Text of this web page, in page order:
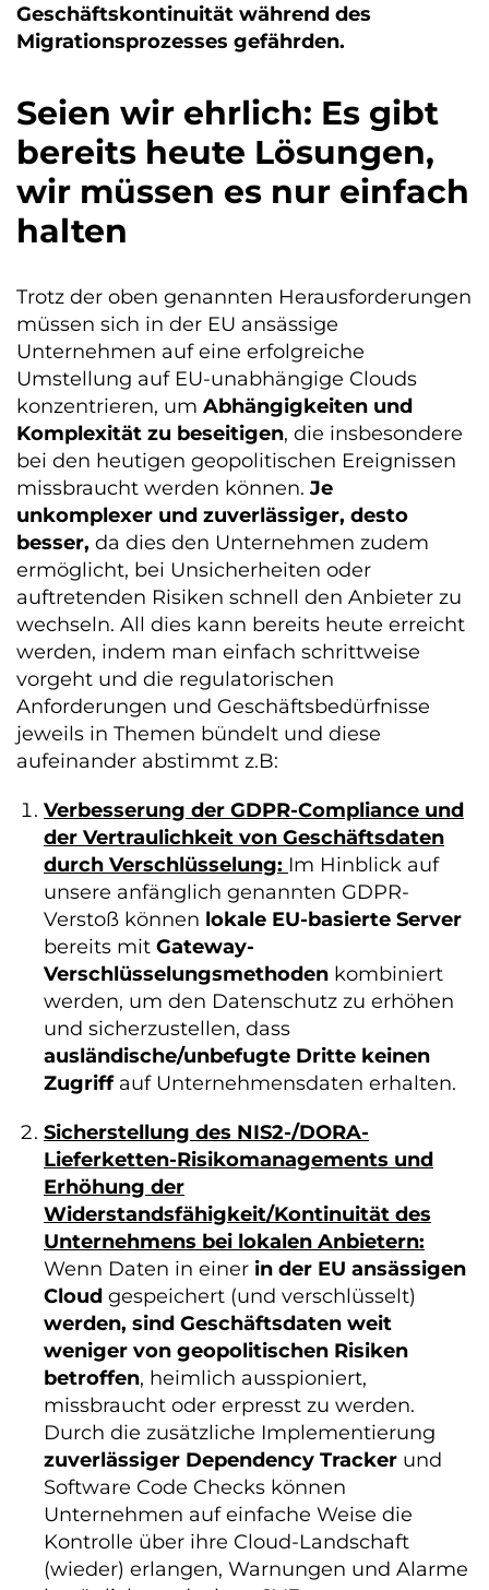
Geschäftskontinuität während des
Migrationsprozesses gefährden.
Seien wir ehrlich: Es gibt
bereits heute Lösungen,
wir müssen es nur einfach
halten
Trotz der oben genannten Herausforderungen
müssen sich in der EU ansässige
Unternehmen auf eine erfolgreiche
Umstellung auf EU-unabhängige Clouds
konzentrieren, um Abhängigkeiten und
Komplexität zu beseitigen, die insbesondere
bei den heutigen geopolitischen Ereignissen
missbraucht werden können. Je
unkomplexer und zuverlässiger, desto
besser, da dies den Unternehmen zudem
ermöglicht, bei Unsicherheiten oder
auftretenden Risiken schnell den Anbieter zu
wechseln. All dies kann bereits heute erreicht
werden, indem man einfach schrittweise
vorgeht und die regulatorischen
Anforderungen und Geschäftsbedürfnisse
jeweils in Themen bündelt und diese
aufeinander abstimmt z.B:
Verbesserung der GDPR-Compliance und
der Vertraulichkeit von Geschäftsdaten
durch Verschlüsselung: Im Hinblick auf
unsere anfänglich genannten GDPR-
Verstoß können lokale EU-basierte Server
bereits mit Gateway-
Verschlüsselungsmethoden kombiniert
werden, um den Datenschutz zu erhöhen
und sicherzustellen, dass
ausländische/unbefugte Dritte keinen
Zugriffauf Unternehmensdaten erhalten.
Sicherstellung des NIS2-/DORA-
Lieferketten-Risikomanagements und
Erhöhung der
Widerstandsfähigkeit/Kontinuität des
Unternehmens bei lokalen Anbietern:
Wenn Daten in einer in der EU ansässigen
Cloud gespeichert (und verschlüsselt)
werden, sind Geschäftsdaten weit
weniger von geopolitischen Risiken
betroffen, heimlich ausspioniert,
missbraucht oder erpresst zu werden.
Durch die zusätzliche Implementierung
zuverlässiger Dependency Tracker und
Software Code Checks können
Unternehmen auf einfache Weise die
Kontrolle über ihre Cloud-Landschaft
(wieder) erlangen, Warnungen und Alarme